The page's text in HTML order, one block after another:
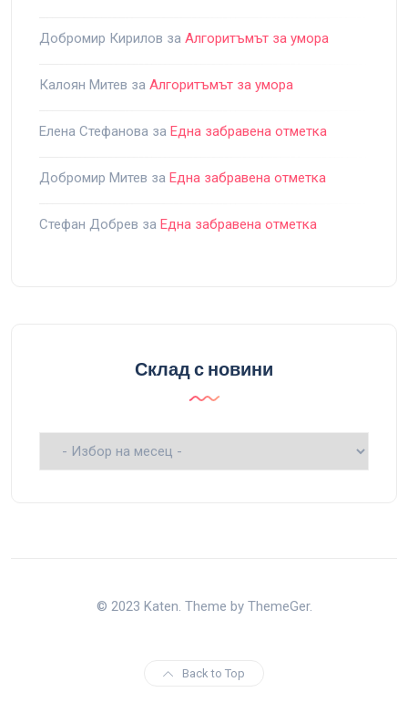
Добромир Кирилов за Алгоритъмът за умора
Калоян Митев за Алгоритъмът за умора
Елена Стефанова за Една забравена отметка
Добромир Митев за Една забравена отметка
Стефан Добрев за Една забравена отметка
Склад с новини
Склад
© 2023 Katen. Theme by ThemeGer.
Back to Top